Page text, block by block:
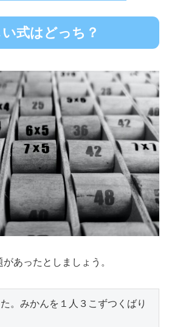
式はどっち？
あったとしましょう。
。みかんを１人３こずつくばり